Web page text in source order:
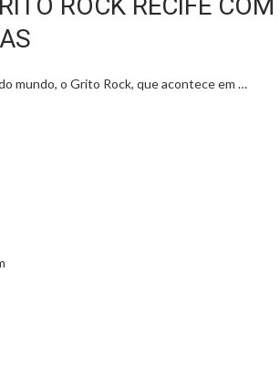
ROCK RECIFE COM
mundo, o Grito Rock, que acontece em …